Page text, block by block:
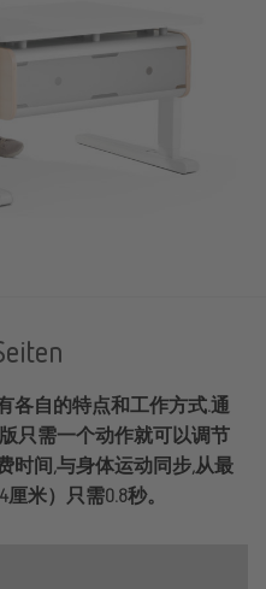
各自的特点和工作方式.通
只需一个动作就可以调节
时间,与身体运动同步,从最
米）只需0.8秒。